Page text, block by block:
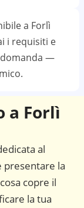
a Forlì
i requisiti e
domanda —
a Forlì
al
presentare la
copre il
la tua